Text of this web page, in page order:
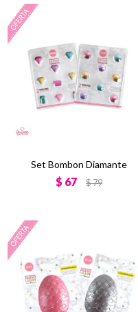
Set Bombon Diamante
$ 67 $79